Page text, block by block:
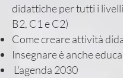
didattiche per tutti i
B2, C1 e C2)
Come creare attività
Insegnare è anche
L'agenda 2030